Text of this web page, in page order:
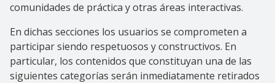
comunidades de práctica y otras áreas interactivas.
En dichas secciones los usuarios se comprometen a
participar siendo respetuosos y constructivos. En
particular, los contenidos que constituyan una de las
siguientes categorías serán inmediatamente retirados